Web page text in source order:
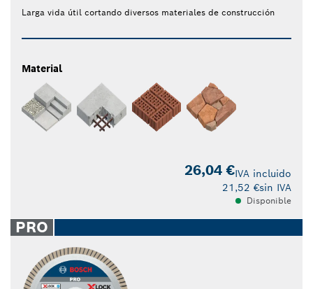
Larga vida útil cortando diversos materiales de construcción
Material
26,04 €IVA incluido
21,52 €sin IVA
Disponible
PRO